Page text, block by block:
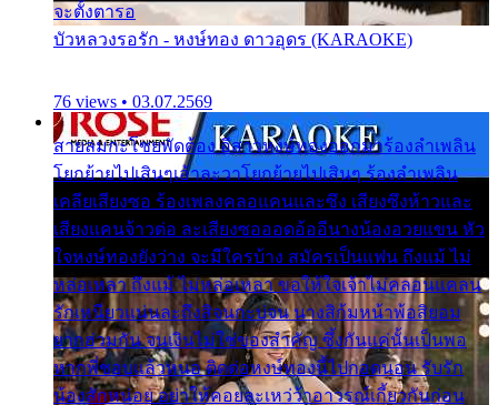
จะตั้งตารอ
บัวหลวงรอรัก - หงษ์ทอง ดาวอุดร (KARAOKE)
76 views • 03.07.2569
สายลมกะโชยพัดต้อง อีสาวหงษ์ทองออกมาร้องลำเพลิน
โยกย้ายไปเสินๆเอ้าละวาโยกย้ายไปเสินๆ ร้องลำเพลิน
เคลียเสียงซอ ร้องเพลงคลอแคนและซึง เสียงซึงห้าวและ
เสียงแคนจ้าวต่อ ละเสียงซอออดอ้ออีนางน้องอวยแขน หัว
ใจหงษ์ทองยังว่าง จะมีใครบ้าง สมัครเป็นแฟน ถึงแม้ ไม่
หล่อเหลา ถึงแม้ ไม่หล่อเหลา ขอให้ใจเจ้าไม่คลอนแคลน
รักเหนียวแน่นละถึงสิจนกะบ่จน นางสิก้มหน้าพ้อสิยอม
ยากฮ่วมกัน จนเงินไม่ใช่ของสำคัญ ซึ้งกันแค่นั้นเป็นพอ
หากพี่ชอบแล้วหนอ ติดต่อหงษ์ทองนี้ไปกอดนอน รับรัก
น้องสักหน่อย อย่าให้คอยละเหว่ว้าอาวรณ์เกี้ยวกันก่อน